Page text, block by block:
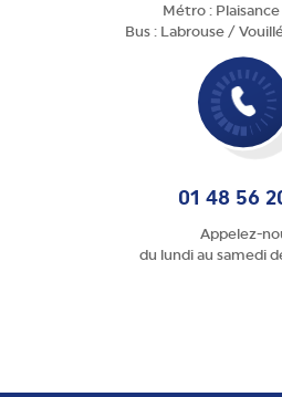
Métro : Plaisance
Bus : Labrouse /
01 48 56
Appelez-
du lundi au samedi